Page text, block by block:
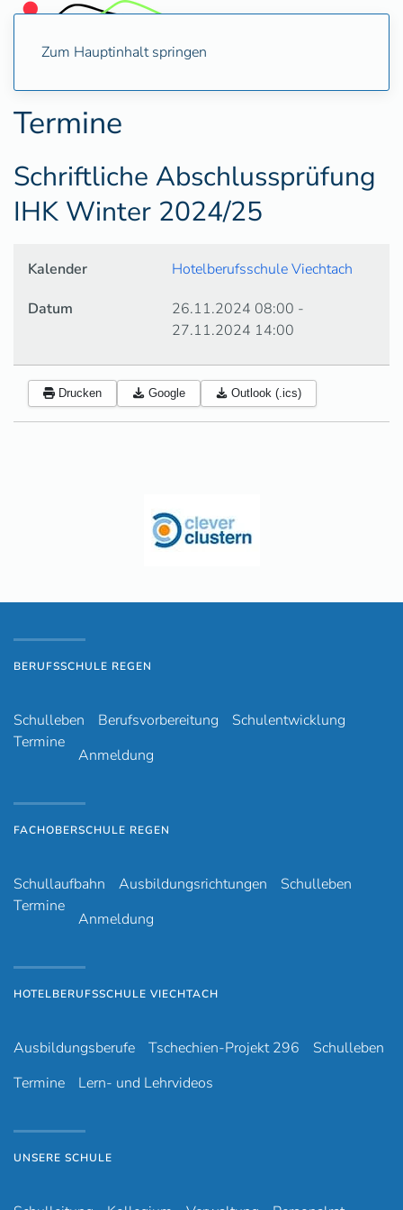
Zum Hauptinhalt springen
Termine
Schriftliche Abschlussprüfung
IHK Winter 2024/25
Kalender
Hotelberufsschule Viechtach
Datum
26.11.2024 08:00 -
27.11.2024 14:00
Drucken Google Outlook (.ics)
BERUFSSCHULE REGEN
Schulleben Berufsvorbereitung
Schulentwicklung
Termine
Anmeldung
FACHOBERSCHULE REGEN
Schullaufbahn Ausbildungsrichtungen
Schulleben
Termine
Anmeldung
HOTELBERUFSSCHULE VIECHTACH
Ausbildungsberufe Tschechien-Projekt 296
Schulleben
Termine
Lern- und Lehrvideos
UNSERE SCHULE